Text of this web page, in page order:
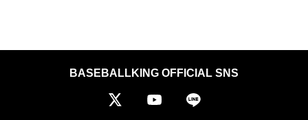
BASEBALLKING OFFICIAL SNS